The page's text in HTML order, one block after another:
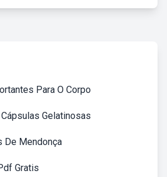
Para O Corpo
Gelatinosas
De Mendonça
Gratis